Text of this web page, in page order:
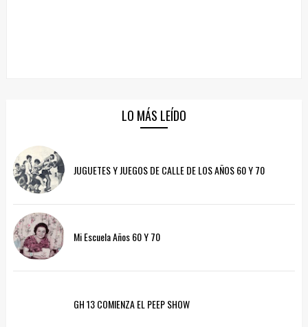
LO MÁS LEÍDO
JUGUETES Y JUEGOS DE CALLE DE LOS AÑOS 60 Y 70
Mi Escuela Años 60 Y 70
GH 13 COMIENZA EL PEEP SHOW